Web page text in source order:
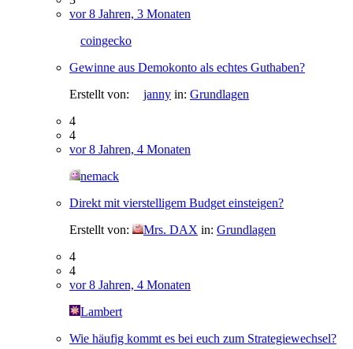
vor 8 Jahren, 3 Monaten
coingecko
Gewinne aus Demokonto als echtes Guthaben?
Erstellt von:
janny in: Grundlagen
4
4
vor 8 Jahren, 4 Monaten
nemack
Direkt mit vierstelligem Budget einsteigen?
Erstellt von:
Mrs. DAX in: Grundlagen
4
4
vor 8 Jahren, 4 Monaten
Lambert
Wie häufig kommt es bei euch zum Strategiewechsel?